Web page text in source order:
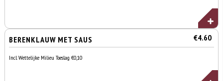
BERENKLAUW MET SAUS €4.60
Incl. Wettelijke Milieu Toeslag €0,10